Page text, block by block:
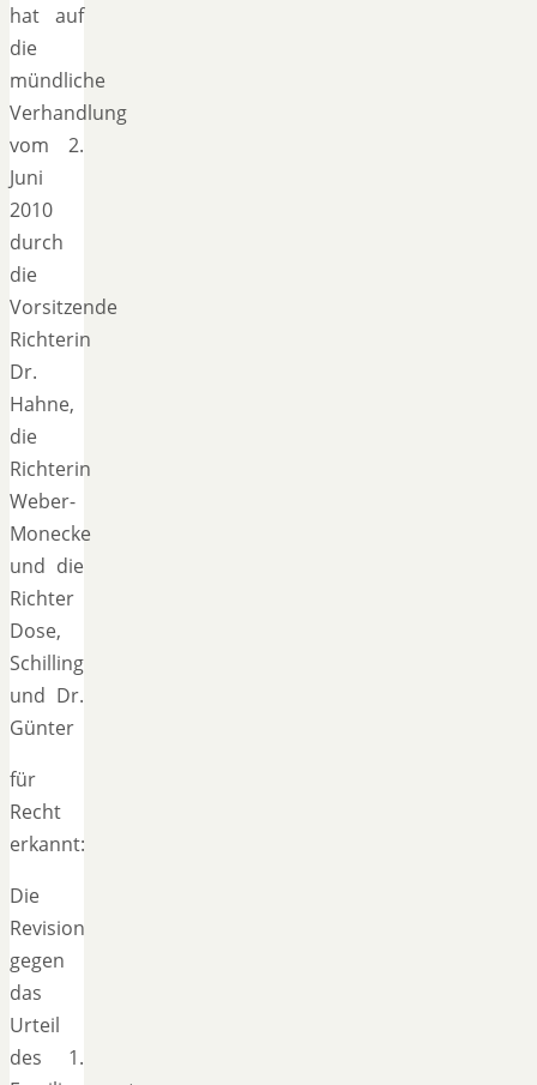
hat auf
die
mündliche
Verhandlung
vom 2.
Juni
2010
durch
die
Vorsitzende
Richterin
Dr.
Hahne,
die
Richterin
Weber-
Monecke
und die
Richter
Dose,
Schilling
und Dr.
Günter
für
Recht
erkannt:
Die
Revision
gegen
das
Urteil
des 1.